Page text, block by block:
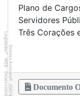
Plano de
Servidores
Três Corações
Documento
Direitos Autorais
©
2001
Legislador
®
WEB - Desenvolvido por